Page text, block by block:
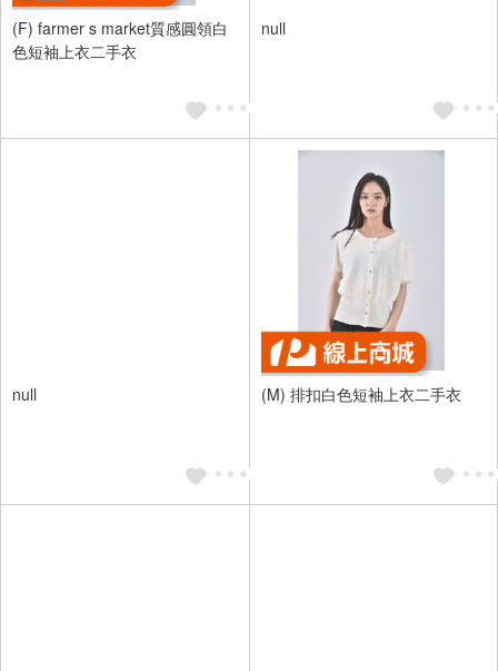
(F) farmer s market質感圓領白
色短袖上衣二手衣
null
null (M) 排扣白色短袖上衣二手衣